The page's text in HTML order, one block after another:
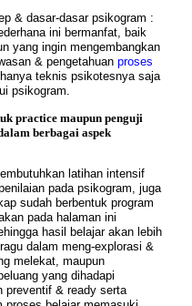
& dasar-dasar psikogram :
ini bermanfat, baik
yang ingin mengembangkan
& pengetahuan proses
teknis psikotesnya saja
psikogram.
practice maupun penguji
berbagai aspek
latihan intensif
pada psikogram, juga
sudah berbentuk program
pada halaman ini
hasil belajar akan lebih
dalam meng-explorasi &
melekat, maupun
yang dihadapi
preventif & ready serta